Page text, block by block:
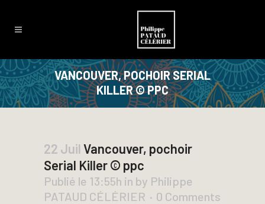
VANCOUVER, POCHOIR SERIAL
KILLER © PPC
22 Juil Vancouver, pochoir
Serial Killer © ppc
Publié le 13:55h in by Philippe
PATAUD CÉLÉRIER
0 Comments